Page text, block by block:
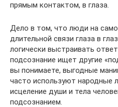
прямым контактом, в глаза.
Дело в том, что люди на
длительной связи глаза в
логически выстраивать
подсознание ищет другие
вы понимаете, выгодные
часто используют народные
исцеление души и тела
подсознанием.